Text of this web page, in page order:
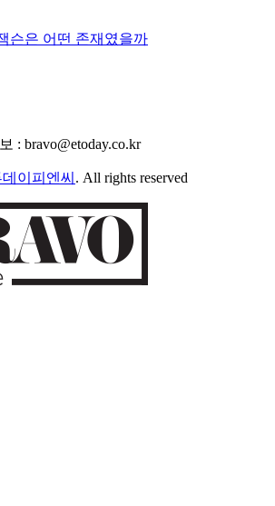
슨은 어떤 존재였을까
: bravo@etoday.co.kr
이피엔씨 . All rights reserved